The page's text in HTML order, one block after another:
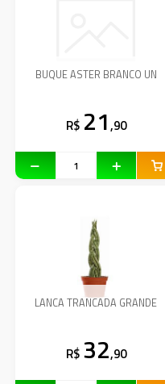
BUQUE ASTER BRANCO UN
R$ 21,90
LANCA TRANCADA GRANDE
R$ 32,90